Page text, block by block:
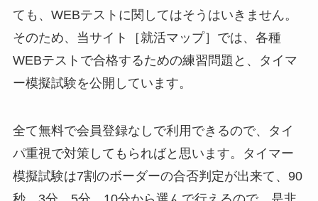
ても、WEBテストに関してはそうはいきません。
そのため、当サイト［就活マップ］では、各種
WEBテストで合格するための練習問題と、タイマ
ー模擬試験を公開しています。
全て無料で会員登録なしで利用できるので、タイ
パ重視で対策してもらればと思います。タイマー
模擬試験は7割のボーダーの合否判定が出来て、90